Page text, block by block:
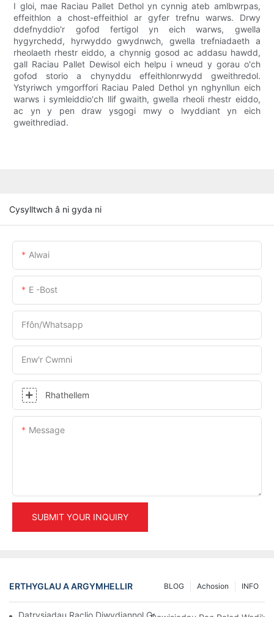
I gloi, mae Raciau Pallet Dethol yn cynnig ateb amlbwrpas,
effeithlon a chost-effeithiol ar gyfer trefnu warws. Drwy
ddefnyddio'r gofod fertigol yn eich warws, gwella
hygyrchedd, hyrwyddo gwydnwch, gwella trefniadaeth a
rheolaeth rhestr eiddo, a chynnig gosod ac addasu hawdd,
gall Raciau Pallet Dewisol eich helpu i wneud y gorau o'ch
gofod storio a chynyddu effeithlonrwydd gweithredol.
Ystyriwch ymgorffori Raciau Paled Dethol yn nghynllun eich
warws i symleiddio'ch llif gwaith, gwella rheoli rhestr eiddo,
ac yn y pen draw ysgogi mwy o lwyddiant yn eich
gweithrediad.
Cysylltwch â ni gyda ni
Alwai
E -bost
Ffôn/whatsapp
Enw'r Cwmni
Rhathellem
Message
SUBMIT YOUR INQUIRY
ERTHYGLAU A ARGYMHELLIR INFO
Achosion
BLOG